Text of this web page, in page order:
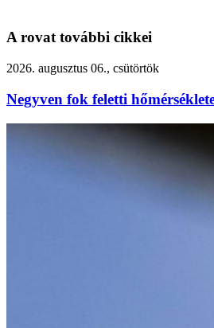
A rovat további cikkei
2026. augusztus 06., csütörtök
Negyven fok feletti